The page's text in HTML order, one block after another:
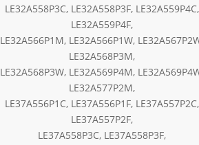
LE32A558P3C, LE32A558P3F, LE32A559P4C,
LE32A559P4F,
LE32A566P1M, LE32A566P1W,
LE32A568P3M,
LE32A568P3W, LE32A569P4M,
LE32A577P2M,
LE37A556P1C, LE37A556P1F, LE37A557P2C,
LE37A557P2F,
LE37A558P3C, LE37A558P3F,